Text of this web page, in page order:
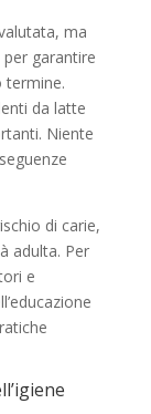
ma
garantire
termine.
da latte
Niente
di carie,
adulta. Per
e